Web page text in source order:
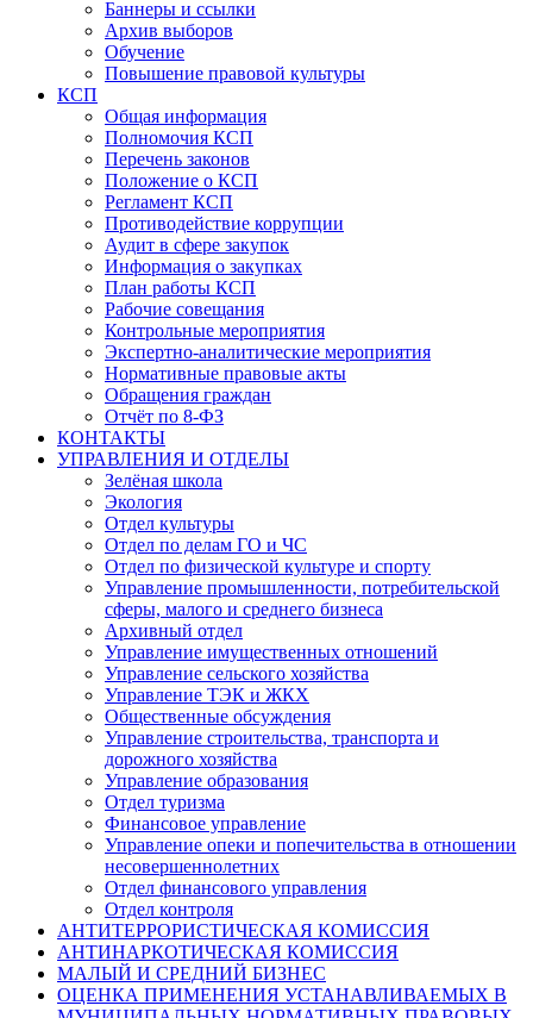
Баннеры и ссылки
Архив выборов
Обучение
Повышение правовой культуры
КСП
Общая информация
Полномочия КСП
Перечень законов
Положение о КСП
Регламент КСП
Противодействие коррупции
Аудит в сфере закупок
Информация о закупках
План работы КСП
Рабочие совещания
Контрольные мероприятия
Экспертно-аналитические мероприятия
Нормативные правовые акты
Обращения граждан
Отчёт по 8-ФЗ
КОНТАКТЫ
УПРАВЛЕНИЯ И ОТДЕЛЫ
Зелёная школа
Экология
Отдел культуры
Отдел по делам ГО и ЧС
Отдел по физической культуре и спорту
Управление промышленности, потребительской
сферы, малого и среднего бизнеса
Архивный отдел
Управление имущественных отношений
Управление сельского хозяйства
Управление ТЭК и ЖКХ
Общественные обсуждения
Управление строительства, транспорта и
дорожного хозяйства
Управление образования
Отдел туризма
Финансовое управление
Управление опеки и попечительства в отношении
несовершеннолетних
Отдел финансового управления
Отдел контроля
АНТИТЕРРОРИСТИЧЕСКАЯ КОМИССИЯ
АНТИНАРКОТИЧЕСКАЯ КОМИССИЯ
МАЛЫЙ И СРЕДНИЙ БИЗНЕС
ОЦЕНКА ПРИМЕНЕНИЯ УСТАНАВЛИВАЕМЫХ В